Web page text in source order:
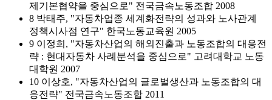
제기본협약을 중심으로" 전국금속노동조합 2008
8 박태주, "자동차업종 세계화전략의 성과와 노사관계
정책시사점 연구" 한국노동교육원 2005
9 이정희, "자동차산업의 해외진출과 노동조합의 대응전
략 : 현대자동차 사례분석을 중심으로" 고려대학교 노동
대학원 2007
10 이상호, "자동차산업의 글로벌생산과 노동조합의 대
응전략" 전국금속노동조합 2011